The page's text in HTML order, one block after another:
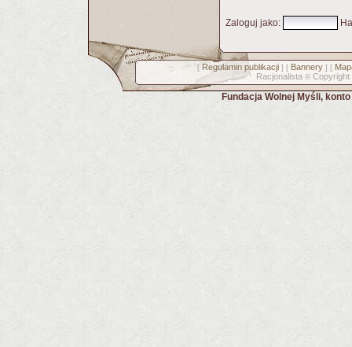
Zaloguj jako:
[ Regulamin publikacji] [ Bannery] [
Racjonalista © Copyright
Fundacja Wolnej Myśli,